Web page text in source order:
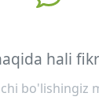
hali
bo'lishingiz